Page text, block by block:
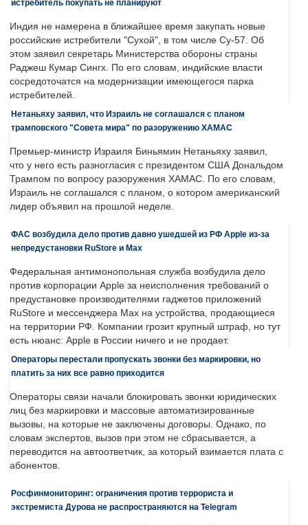
истребитель покупать не планируют
Индия не намерена в ближайшее время закупать новые
российские истребители "Сухой", в том числе Су-57. Об
этом заявил секретарь Министерства обороны страны
Раджеш Кумар Сингх. По его словам, индийские власти
сосредоточатся на модернизации имеющегося парка
истребителей.
Нетаньяху заявил, что Израиль не соглашался с планом
трамповского "Совета мира" по разоружению ХАМАС
Премьер-министр Израиля Биньямин Нетаньяху заявил,
что у него есть разногласия с президентом США Дональдом
Трампом по вопросу разоружения ХАМАС. По его словам,
Израиль не соглашался с планом, о котором американский
лидер объявил на прошлой неделе.
ФАС возбудила дело против давно ушедшей из РФ Apple из-за
непредустановки RuStore и Max
Федеральная антимонопольная служба возбудила дело
против корпорации Apple за неисполнения требований о
предустановке производителями гаджетов приложений
RuStore и мессенджера Max на устройства, продающиеся
на территории РФ. Компании грозит крупный штраф, но тут
есть нюанс: Apple в России ничего и не продает.
Операторы перестали пропускать звонки без маркировки, но
платить за них все равно приходится
Операторы связи начали блокировать звонки юридических
лиц без маркировки и массовые автоматизированные
вызовы, на которые не заключены договоры. Однако, по
словам экспертов, вызов при этом не сбрасывается, а
переводится на автоответчик, за который взимается плата с
абонентов.
Росфинмониторинг: ограничения против террориста и
экстремиста Дурова не распространяются на Telegram